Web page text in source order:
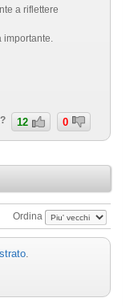
a riflettere
importante.
12 0
Ordina
.